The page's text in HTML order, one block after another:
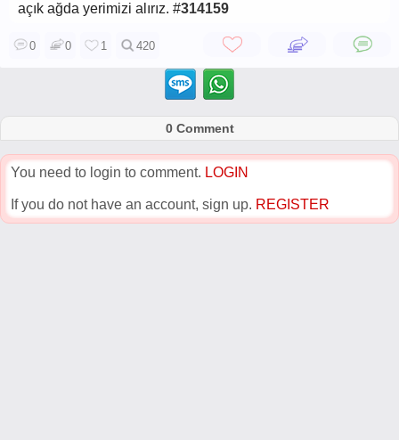
açık ağda yerimizi alırız. #314159
0 0 1 420
0 Comment
You need to login to comment. LOGIN
If you do not have an account, sign up. REGISTER